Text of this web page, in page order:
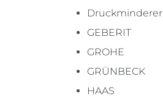
Druckminderer
GEBERIT
GROHE
GRÜNBECK
HAAS